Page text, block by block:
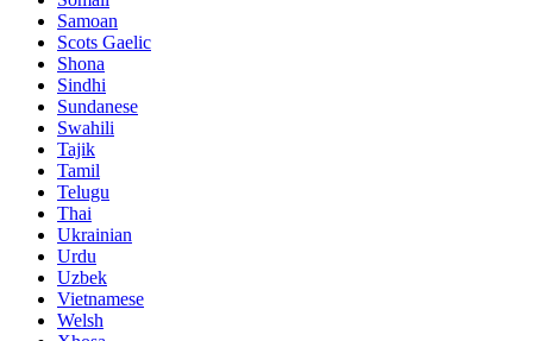
Samoan
Scots Gaelic
Shona
Sindhi
Sundanese
Swahili
Tajik
Tamil
Telugu
Thai
Ukrainian
Urdu
Uzbek
Vietnamese
Welsh